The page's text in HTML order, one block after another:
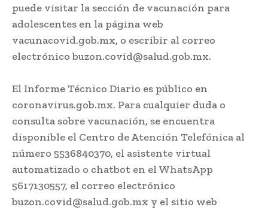
puede visitar la sección de vacunación para
adolescentes en la página web
vacunacovid.gob.mx, o escribir al correo
electrónico buzon.covid@salud.gob.mx.
El Informe Técnico Diario es público en
coronavirus.gob.mx. Para cualquier duda o
consulta sobre vacunación, se encuentra
disponible el Centro de Atención Telefónica al
número 5536840370, el asistente virtual
automatizado o chatbot en el WhatsApp
5617130557, el correo electrónico
buzon.covid@salud.gob.mx y el sitio web